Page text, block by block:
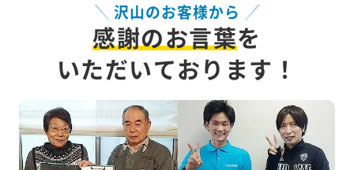
沢山のお客様から
感謝のお言葉を
いただいております！